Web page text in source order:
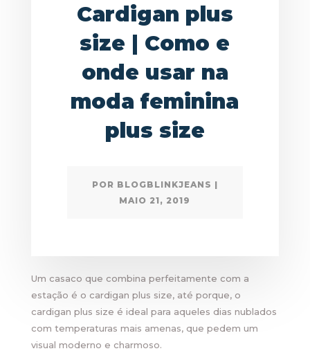
Cardigan plus
size | Como e
onde usar na
moda feminina
plus size
POR BLOGBLINKJEANS |
MAIO 21, 2019
Um casaco que combina perfeitamente com a
estação é o cardigan plus size, até porque, o
cardigan plus size é ideal para aqueles dias nublados
com temperaturas mais amenas, que pedem um
visual moderno e charmoso.